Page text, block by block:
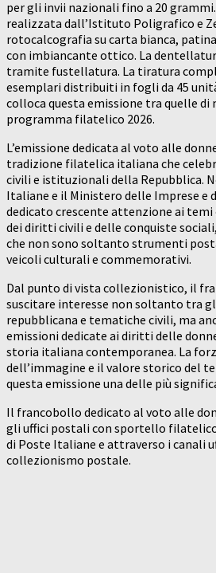
per gli invii nazionali fino a 20
realizzata dall’Istituto Poligrafico e
rotocalcografia su carta bianca,
con imbiancante ottico. La
tramite fustellatura. La tiratura
esemplari distribuiti in fogli da 45
colloca questa emissione tra quelle di
programma filatelico 2026.
L’emissione dedicata al voto alle
tradizione filatelica italiana che
civili e istituzionali della Repubblica.
Italiane e il Ministero delle Imprese e
dedicato crescente attenzione ai
dei diritti civili e delle conquiste
che non sono soltanto strumenti
veicoli culturali e commemorativi.
Dal punto di vista collezionistico, il
suscitare interesse non soltanto tra
repubblicana e tematiche civili, ma
emissioni dedicate ai diritti delle
storia italiana contemporanea. La
dell’immagine e il valore storico del
questa emissione una delle più
Il francobollo dedicato al voto alle
gli uffici postali con sportello
di Poste Italiane e attraverso i canali
collezionismo postale.